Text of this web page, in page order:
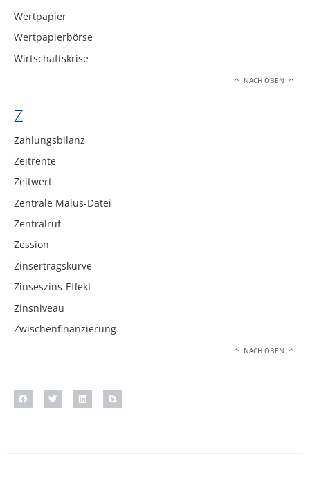
Wertpapier
Wertpapierbörse
Wirtschaftskrise
NACH OBEN
Z
Zahlungsbilanz
Zeitrente
Zeitwert
Zentrale Malus-Datei
Zentralruf
Zession
Zinsertragskurve
Zinseszins-Effekt
Zinsniveau
Zwischenfinanzierung
NACH OBEN